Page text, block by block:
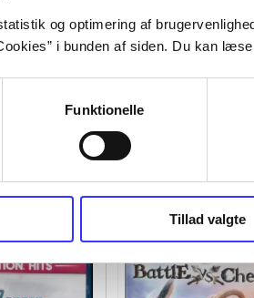
og optimering af
i bunden af siden. Du kan
Funktionelle
Tillad valgte